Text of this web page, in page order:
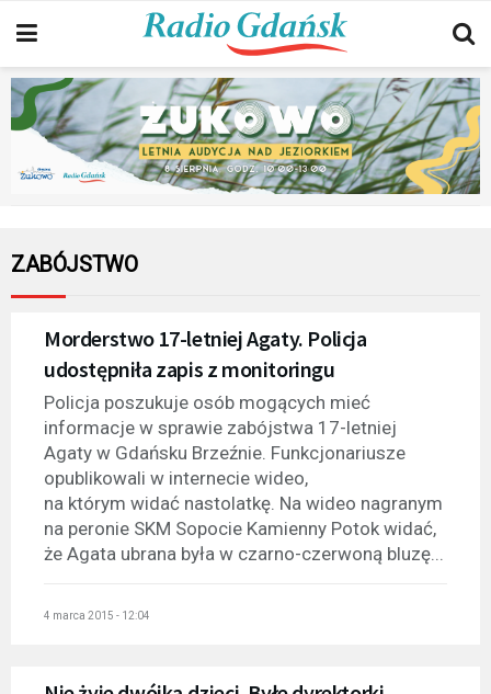
ZABÓJSTWO
Morderstwo 17-letniej Agaty. Policja
udostępniła zapis z monitoringu
Policja poszukuje osób mogących mieć
informacje w sprawie zabójstwa 17-letniej
Agaty w Gdańsku Brzeźnie. Funkcjonariusze
opublikowali w internecie wideo,
na którym widać nastolatkę. Na wideo nagranym
na peronie SKM Sopocie Kamienny Potok widać,
że Agata ubrana była w czarno-czerwoną bluzę...
4 marca 2015 - 12:04